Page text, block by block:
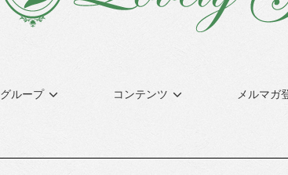
グループ コンテンツ メルマガ